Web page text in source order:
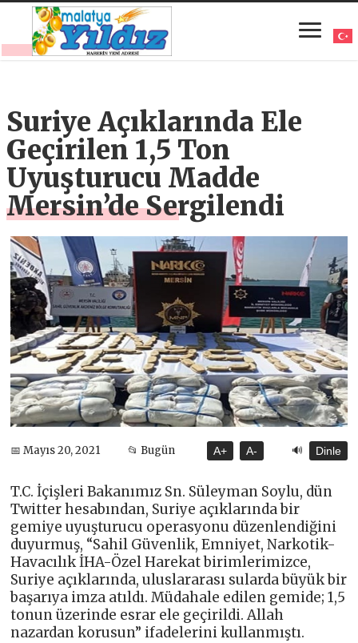
Suriye Açıklarında Ele
Geçirilen 1,5 Ton
Uyuşturucu Madde
Mersin’de Sergilendi
📅 Mayıs 20, 2021 📂 Bugün A+ A- 🔊 Dinle
T.C. İçişleri Bakanımız Sn. Süleyman Soylu, dün
Twitter hesabından, Suriye açıklarında bir
gemiye uyuşturucu operasyonu düzenlendiğini
duyurmuş, “Sahil Güvenlik, Emniyet, Narkotik-
Havacılık İHA-Özel Harekat birimlerimizce,
Suriye açıklarında, uluslararası sularda büyük bir
başarıya imza atıldı. Müdahale edilen gemide; 1,5
tonun üzerinde esrar ele geçirildi. Allah
nazardan korusun” ifadelerini kullanmıştı.